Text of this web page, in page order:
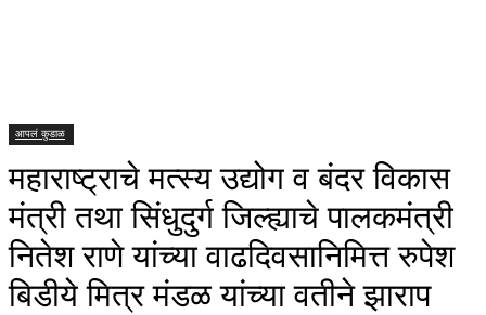
आपलं कुडाळ
महाराष्ट्राचे मत्स्य उद्योग व बंदर विकास
मंत्री तथा सिंधुदुर्ग जिल्ह्याचे पालकमंत्री
नितेश राणे यांच्या वाढदिवसानिमित्त रुपेश
बिडीये मित्र मंडळ यांच्या वतीने झाराप